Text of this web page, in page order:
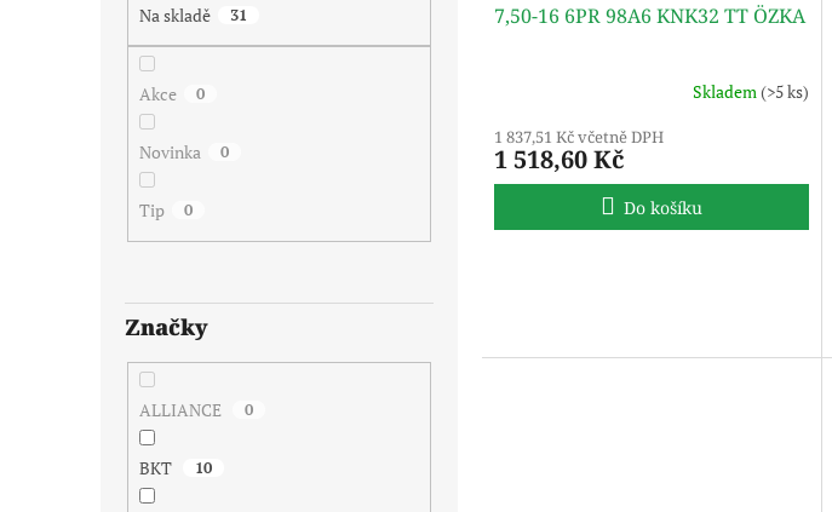
Na skladě 31
Akce 0
Novinka 0
Tip 0
Značky
ALLIANCE 0
BKT 10
7,50-16 6PR 98A6 KNK32 TT ÖZKA
Skladem(>5 ks)
1 837,51 Kč včetně DPH
1 518,60 Kč
Do košíku